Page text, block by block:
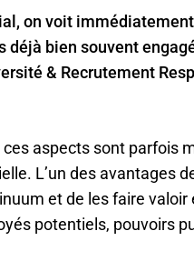
on voit
bien souvent
& Recrutement
aspects sont parfois
L’un des avantages
et de les faire
potentiels, pouvoirs